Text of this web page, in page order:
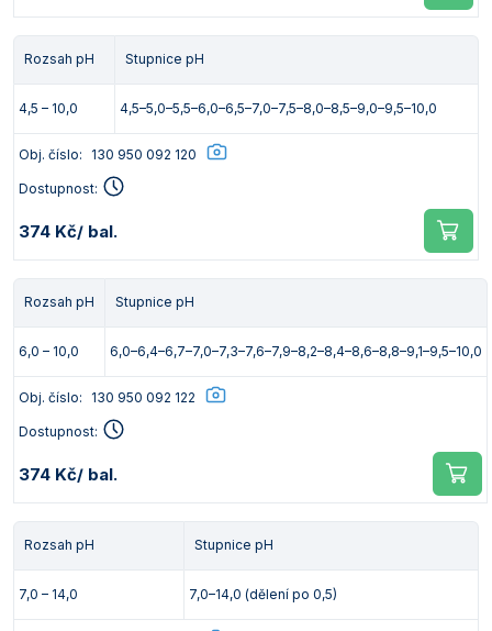
Rozsah pH Stupnice pH
4,5 – 10,0 4,5–5,0–5,5–6,0–6,5–7,0–7,5–8,0–8,5–9,0–9,5–10,0
Obj. číslo: 130 950 092 120
Dostupnost:
374 Kč/ bal.
Rozsah pH Stupnice pH
6,0 – 10,0 6,0–6,4–6,7–7,0–7,3–7,6–7,9–8,2–8,4–8,6–8,8–9,1–9,5–10,0
Obj. číslo: 130 950 092 122
Dostupnost:
374 Kč/ bal.
Rozsah pH Stupnice pH
7,0 – 14,0 7,0–14,0 (dělení po 0,5)